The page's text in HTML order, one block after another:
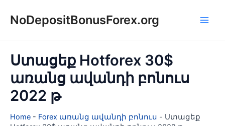
NoDepositBonusForex.org
Ստացեք Hotforex 30$
առանց ավանդի բոնուս
2022 թ
Home - Forex առանց ավանդի բոնուս - Ստացեք